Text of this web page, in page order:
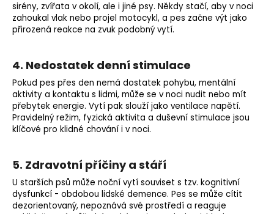
sirény, zvířata v okolí, ale i jiné psy. Někdy stačí, aby v noci
zahoukal vlak nebo projel motocykl, a pes začne výt jako
přirozená reakce na zvuk podobný vytí.
4. Nedostatek denní stimulace
Pokud pes přes den nemá dostatek pohybu, mentální
aktivity a kontaktu s lidmi, může se v noci nudit nebo mít
přebytek energie. Vytí pak slouží jako ventilace napětí.
Pravidelný režim, fyzická aktivita a duševní stimulace jsou
klíčové pro klidné chování i v noci.
5. Zdravotní příčiny a stáří
U starších psů může noční vytí souviset s tzv. kognitivní
dysfunkcí - obdobou lidské demence. Pes se může cítit
dezorientovaný, nepoznává své prostředí a reaguje